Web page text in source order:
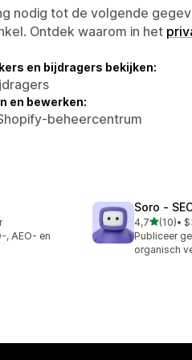
nodig tot de volgende
Ontdek waarom in het
en bijdragers bekijken:
en bewerken:
beheercentrum
, AEO- en
Soro ‑
4,7van 5
(10)
10 •
Publiceer
organisch